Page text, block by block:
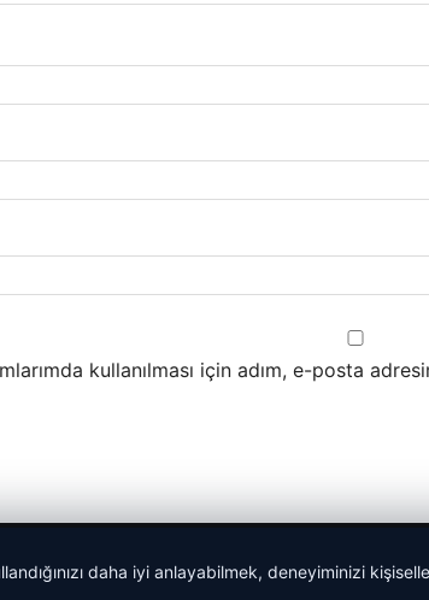
kullanılması için adım, e-posta
daha iyi anlayabilmek, deneyiminizi